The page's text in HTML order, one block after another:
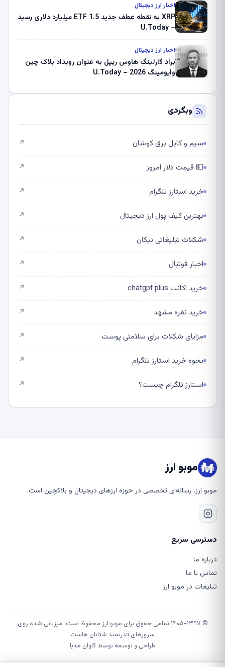
اخبار ارز دیجیتال
XRP به نقطه عطف جدید ETF 1.5 میلیارد دلاری رسید
– U.Today
اخبار ارز دیجیتال
براد گارلینگ هاوس ریپل به عنوان رویداد بلاک چین
وایومینگ 2026 – U.Today
وبگردی
سیم و کابل برق کوشان ↗
💵 قیمت دلار امروز ↗
خرید استارز تلگرام ↗
بهترین کیف پول ارز دیجیتال ↗
شکلات تبلیغاتی نیکان ↗
اخبار فوتبال ↗
خرید اکانت chatgpt plus ↗
خرید نقره مشهد ↗
مزایای شکلات برای سلامتی پوست ↗
نحوه خرید استارز تلگرام ↗
استارز تلگرام چیست؟ ↗
موبو ارز
موبو ارز، رسانه‌ای تخصصی در حوزه ارزهای دیجیتال و بلاکچین است.
دسترسی سریع
درباره ما
تماس با ما
تبلیغات در موبو ارز
© ۱۴۰۵-۱۳۹۷ تمامی حقوق برای موبو ارز محفوظ است. میزبانی شده روی
سرورهای قدرتمند شتابان هاست
طراحی و توسعه توسطکاوان مدیا